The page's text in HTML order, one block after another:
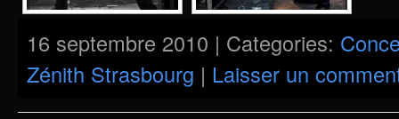
16 septembre 2010 | Categories:
Zénith Strasbourg | Laisser un